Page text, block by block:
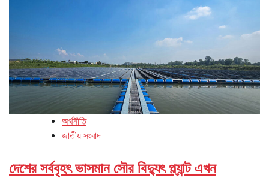
অর্থনীতি
জাতীয় সংবাদ
দেশের সর্ববৃহৎ ভাসমান সৌর বিদ্যুৎ প্ল্যান্ট এখন